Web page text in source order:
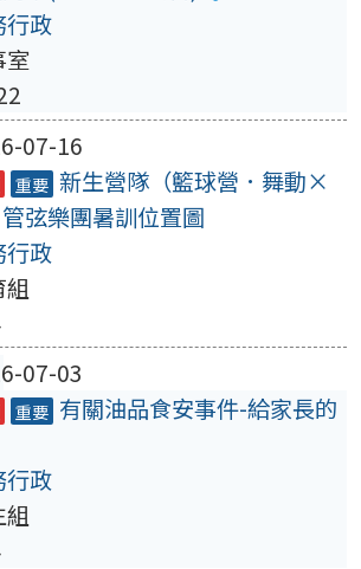
行政
室
07-16
重要 新生營隊（籃球營．舞動×
弦樂團暑訓位置圖
行政
07-03
重要 有關油品食安事件-給家長的
行政